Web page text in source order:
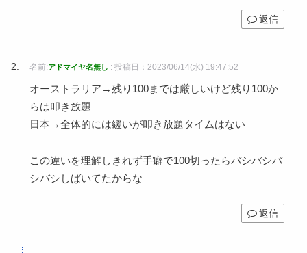
返信
名前:アドマイヤ名無し : 投稿日：2023/06/14(水) 19:47:52
オーストラリア→残り100までは厳しいけど残り100か
らは叩き放題
日本→全体的には緩いが叩き放題タイムはない
この違いを理解しきれず手癖で100切ったらバシバシバ
シバシしばいてたからな
返信